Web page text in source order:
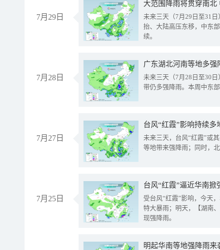
7月29日
大范围降雨将贯穿南
未来三天（7月29日至31
抬、大陆高压东移，中东
续。
7月28日
广东湖北河南等地多
未来三天（7月28日至30
带仍多强降雨。本周中东
7月27日
台风“红霞”影响持续
未来三天，台风“红霞”或
等地带来强降雨；同时，
7月25日
台风“红霞”逼近华南
受台风“红霞”影响，今天
特大暴雨；明天，【湖南
现强降雨。
明起华南等地强降雨